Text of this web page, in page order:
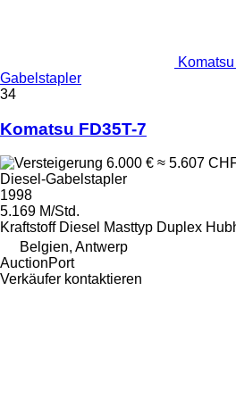
Gabelstapler
34
Komatsu FD35T-7
6.000 € ≈ 5.607
Diesel-Gabelstapler
1998
5.169 M/Std.
Kraftstoff Diesel Masttyp Duplex
Belgien, Antwerp
AuctionPort
Verkäufer kontaktieren